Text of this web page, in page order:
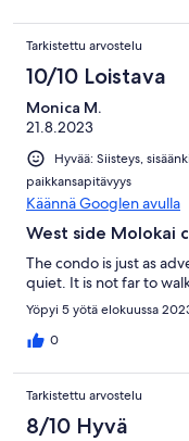
Tarkistettu arvostelu
10/10 Loistava
Monica M.
21.8.2023
Hyvää: Siisteys,
paikkansapitävyys
Käännä Googlen avulla
West side Molokai
The condo is just as
quiet. It is not far to
Yöpyi 5 yötä elokuussa
0
Tarkistettu arvostelu
8/10 Hyvä